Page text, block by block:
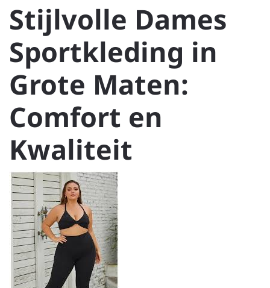
Stijlvolle Dames
Sportkleding in
Grote Maten:
Comfort en
Kwaliteit